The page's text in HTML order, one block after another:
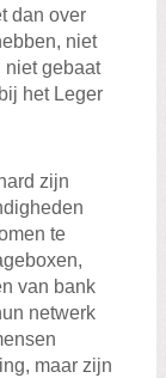
dan over
niet
niet gebaat
het Leger
zijn
te
van bank
netwerk
maar zijn